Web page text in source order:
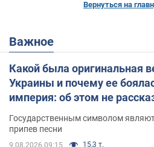
Вернуться на
Важное
Какой была оригинальная
Украины и почему ее
империя: об этом не
Государственным символом
припев песни
9.08.2026 09:15 15,3 т.